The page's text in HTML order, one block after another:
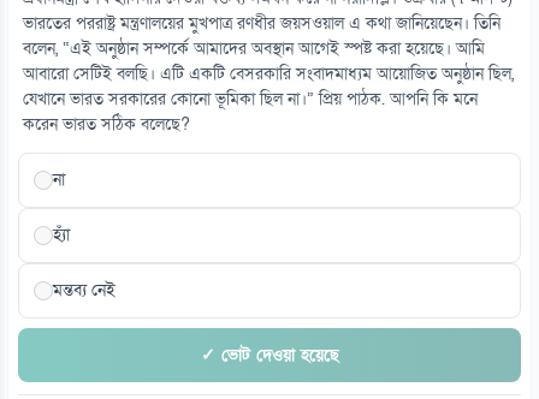
ভারতের পররাষ্ট্র মন্ত্রণালয়ের মুখপাত্র রণধীর জয়সওয়াল এ কথা জানিয়েছেন। তিনি
বলেন, “এই অনুষ্ঠান সম্পর্কে আমাদের অবস্থান আগেই স্পষ্ট করা হয়েছে। আমি
আবারো সেটিই বলছি। এটি একটি বেসরকারি সংবাদমাধ্যম আয়োজিত অনুষ্ঠান ছিল,
যেখানে ভারত সরকারের কোনো ভূমিকা ছিল না।” প্রিয় পাঠক. আপনি কি মনে
করেন ভারত সঠিক বলেছে?
না
হ্যাঁ
মন্তব্য নেই
✓ ভোট দেওয়া হয়েছে